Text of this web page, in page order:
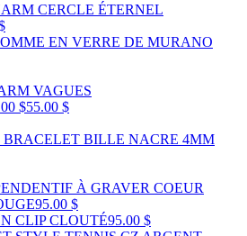
CERCLE ÉTERNEL
EN VERRE DE MURANO
VAGUES
$55.00 $
BRACELET BILLE NACRE 4MM
À GRAVER COEUR
95.00 $
CLIP CLOUTÉ95.00 $